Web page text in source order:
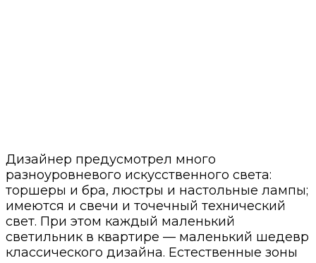
Дизайнер предусмотрел много
разноуровневого искусственного света:
торшеры и бра, люстры и настольные лампы;
имеются и свечи и точечный технический
свет. При этом каждый маленький
светильник в квартире — маленький шедевр
классического дизайна. Естественные зоны